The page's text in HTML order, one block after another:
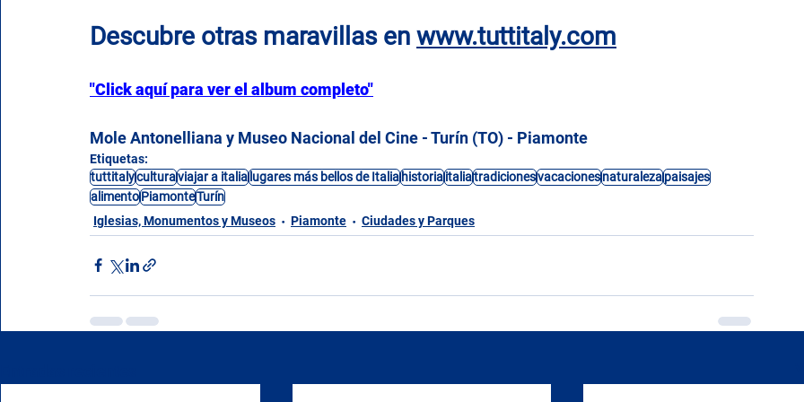
Descubre otras maravillas en www.tuttitaly.com
"Click aquí para ver el album completo"
Mole Antonelliana y Museo Nacional del Cine - Turín (TO) - Piamonte
Etiquetas:
tuttitalyculturaviajar a italialugares más bellos de Italiahistoriaitaliatradicionesvacacionesnaturalezapaisajes
alimentoPiamonteTurín
Iglesias, Monumentos y Museos
Piamonte Ciudades y Parques